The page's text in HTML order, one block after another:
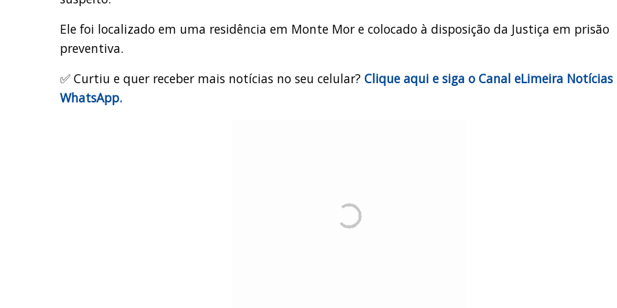
Ele foi localizado em uma residência em Monte Mor e colocado à disposição da Justiça em prisão
preventiva.
✅ Curtiu e quer receber mais notícias no seu celular? Clique aqui e siga o Canal eLimeira Notícias
WhatsApp.